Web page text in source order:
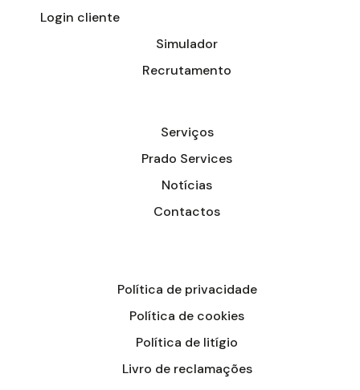
Login cliente
Simulador
Recrutamento
Serviços
Prado Services
Notícias
Contactos
Política de privacidade
Política de cookies
Política de litígio
Livro de reclamações